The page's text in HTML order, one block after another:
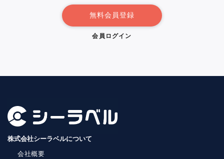
無料会員登録
会員ログイン
株式会社シーラベルについて
会社概要